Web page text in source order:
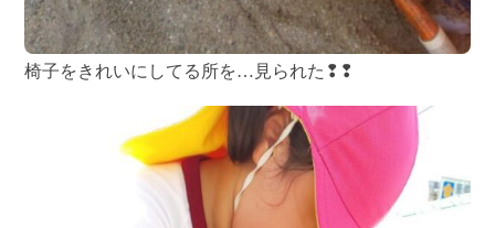
椅子をきれいにしてる所を…見られた❢❢